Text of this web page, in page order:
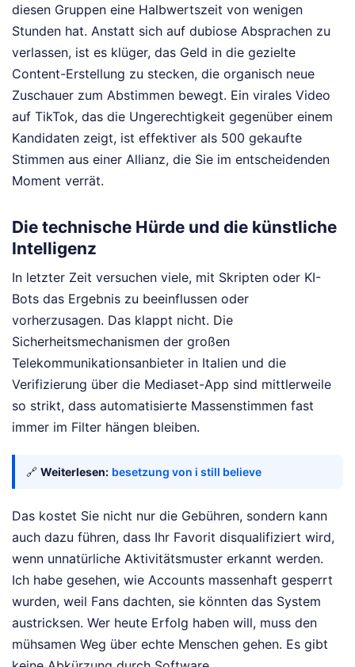
diesen Gruppen eine Halbwertszeit von wenigen
Stunden hat. Anstatt sich auf dubiose Absprachen zu
verlassen, ist es klüger, das Geld in die gezielte
Content-Erstellung zu stecken, die organisch neue
Zuschauer zum Abstimmen bewegt. Ein virales Video
auf TikTok, das die Ungerechtigkeit gegenüber einem
Kandidaten zeigt, ist effektiver als 500 gekaufte
Stimmen aus einer Allianz, die Sie im entscheidenden
Moment verrät.
Die technische Hürde und die künstliche
Intelligenz
In letzter Zeit versuchen viele, mit Skripten oder KI-
Bots das Ergebnis zu beeinflussen oder
vorherzusagen. Das klappt nicht. Die
Sicherheitsmechanismen der großen
Telekommunikationsanbieter in Italien und die
Verifizierung über die Mediaset-App sind mittlerweile
so strikt, dass automatisierte Massenstimmen fast
immer im Filter hängen bleiben.
🔗 Weiterlesen: besetzung von i still believe
Das kostet Sie nicht nur die Gebühren, sondern kann
auch dazu führen, dass Ihr Favorit disqualifiziert wird,
wenn unnatürliche Aktivitätsmuster erkannt werden.
Ich habe gesehen, wie Accounts massenhaft gesperrt
wurden, weil Fans dachten, sie könnten das System
austricksen. Wer heute Erfolg haben will, muss den
mühsamen Weg über echte Menschen gehen. Es gibt